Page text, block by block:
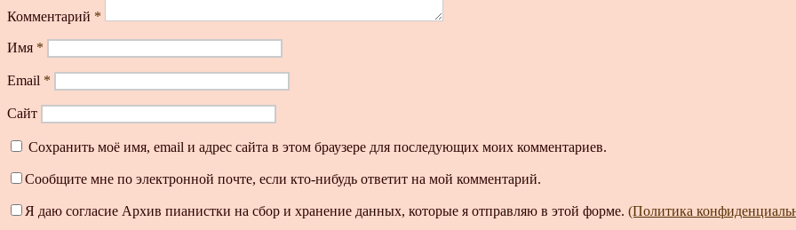
Комментарий *
Имя *
Email *
Сайт
Сохранить моё имя, email и адрес сайта в этом браузере для последующих моих комментариев.
Сообщите мне по электронной почте, если кто-нибудь ответит на мой комментарий.
Я даю согласие Архив пианистки на сбор и хранение данных, которые я отправляю в этой форме. (Политика